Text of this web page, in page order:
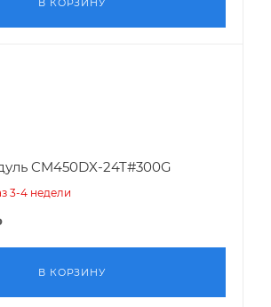
В КОРЗИНУ
CM450DX-24T#300G
3-4 недели
В КОРЗИНУ